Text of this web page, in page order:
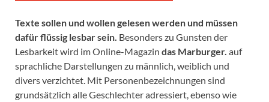
Texte sollen und wollen gelesen werden und müssen
dafür flüssig lesbar sein. Besonders zu Gunsten der
Lesbarkeit wird im Online-Magazin das Marburger. auf
sprachliche Darstellungen zu männlich, weiblich und
divers verzichtet. Mit Personenbezeichnungen sind
grundsätzlich alle Geschlechter adressiert, ebenso wie